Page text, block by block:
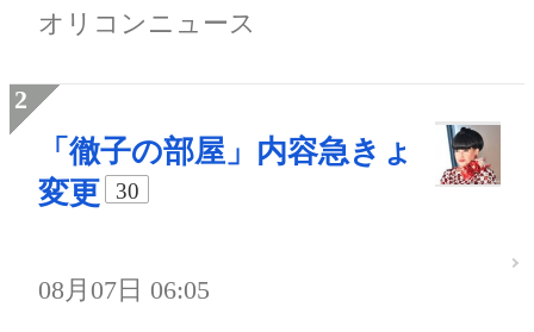
オリコンニュース
「徹子の部屋」内容急きょ
変更
30
08月07日 06:05